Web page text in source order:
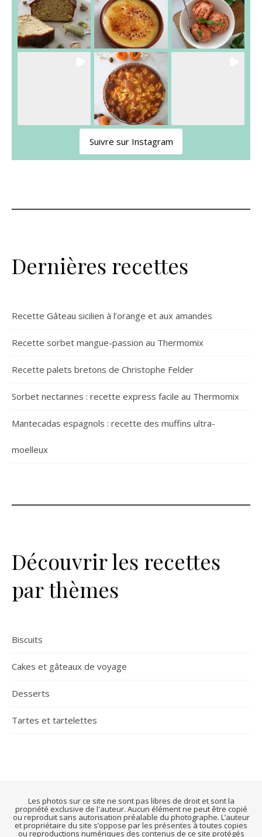
Suivre sur Instagram
Dernières recettes
Recette Gâteau sicilien à l’orange et aux amandes
Recette sorbet mangue-passion au Thermomix
Recette palets bretons de Christophe Felder
Sorbet nectarines : recette express facile au Thermomix
Mantecadas espagnols : recette des muffins ultra-
moelleux
Découvrir les recettes
par thèmes
Biscuits
Cakes et gâteaux de voyage
Desserts
Tartes et tartelettes
Les photos sur ce site ne sont pas libres de droit et sont la
propriété exclusive de l'auteur. Aucun élément ne peut être copié
ou reproduit sans autorisation préalable du photographe. L’auteur
et propriétaire du site s’oppose par les présentes à toutes copies
ou reproductions numériques des contenus de ce site protégés